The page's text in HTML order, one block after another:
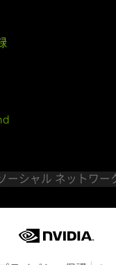
ーシャル ネットワー